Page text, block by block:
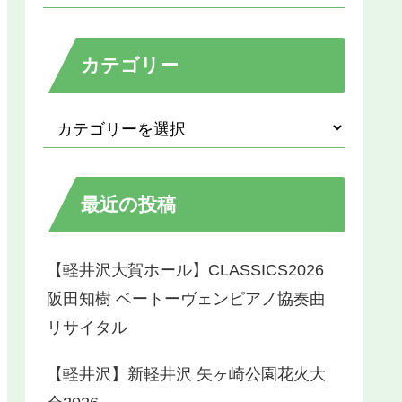
カテゴリー
最近の投稿
【軽井沢大賀ホール】CLASSICS2026
阪田知樹 ベートーヴェンピアノ協奏曲
リサイタル
【軽井沢】新軽井沢 矢ヶ崎公園花火大